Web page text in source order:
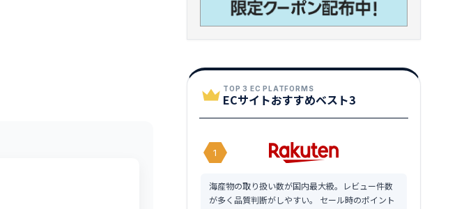
TOP 3 EC PLATFORMS
ECサイトおすすめベスト3
1
海産物の取り扱い数が国内最大級。レビュー件数
が多く品質判断がしやすい。 セール時のポイント